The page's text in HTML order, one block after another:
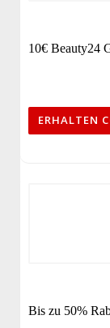
10€ Beauty24
ERHALTEN
Bis zu 50%